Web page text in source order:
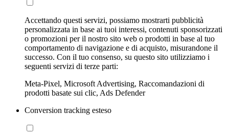
Accettando questi servizi, possiamo mostrarti pubblicità
personalizzata in base ai tuoi interessi, contenuti sponsorizzati
o promozioni per il nostro sito web o prodotti in base al tuo
comportamento di navigazione e di acquisto, misurandone il
successo. Con il tuo consenso, su questo sito utilizziamo i
seguenti servizi di terze parti:
Meta-Pixel, Microsoft Advertising, Raccomandazioni di
prodotti basate sui clic, Ads Defender
Conversion tracking esteso